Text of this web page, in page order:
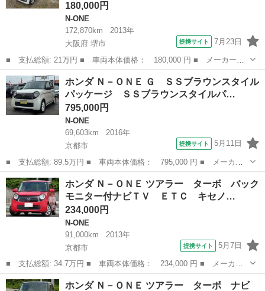
180,000円
N-ONE
172,870km
2013年
大阪府 堺市
提携サイト 7月23日
■ 支払総額: 21万円 ■ 車両本体価格： 180,000 円 ■ メーカー
名： ホンダ ■ 車種名： Ｎ－ＯＮＥ ■ グレード名： プレミア
ム・Ｌパッケージ Ｐスタートアルミナビ ■ 排気量： 660cc ■ ド
ア枚数...
大阪 堺市 N-ONE
ホンダ Ｎ－ＯＮＥ Ｇ ＳＳブラウンスタイル
パッケージ ＳＳブラウンスタイルパ…
795,000円
N-ONE
69,603km
2016年
京都市
提携サイト 5月11日
■ 支払総額: 89.5万円 ■ 車両本体価格： 795,000 円 ■ メーカー
名： ホンダ ■ 車種名： Ｎ－ＯＮＥ ■ グレード名： Ｇ ＳＳ
ブラウンスタイルパッケージ ＳＳブラウンスタイルパッケージ特別
仕様車 木目...
京都 京都市 N-ONE
ホンダ Ｎ－ＯＮＥ ツアラー ターボ バック
モニター付ナビＴＶ ＥＴＣ キセノ…
234,000円
N-ONE
91,000km
2013年
京都市
提携サイト 5月7日
■ 支払総額: 34.7万円 ■ 車両本体価格： 234,000 円 ■ メーカー
名： ホンダ ■ 車種名： Ｎ－ＯＮＥ ■ グレード名： ツアラ
ー ターボ バックモニター付ナビＴＶ ＥＴＣ キセノン 外品ア
京都 京都市 N-ONE
ホンダ Ｎ－ＯＮＥ ツアラー ターボ ナビ